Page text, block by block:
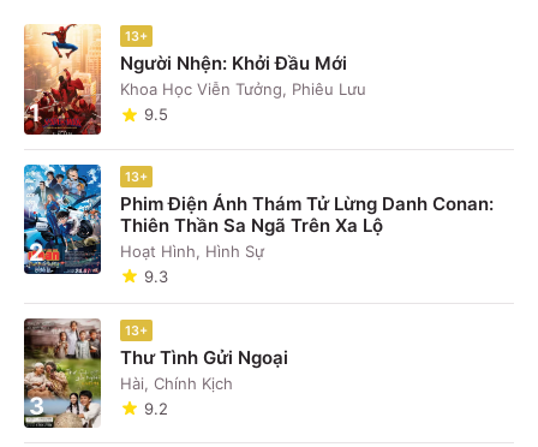
1
13+
Người Nhện: Khởi Đầu Mới
Khoa Học Viễn Tưởng, Phiêu Lưu
9.5
2
13+
Phim Điện Ảnh Thám Tử Lừng Danh Conan:
Thiên Thần Sa Ngã Trên Xa Lộ
Hoạt Hình, Hình Sự
9.3
3
13+
Thư Tình Gửi Ngoại
Hài, Chính Kịch
9.2